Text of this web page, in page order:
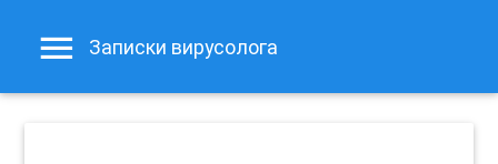
Записки вирусолога